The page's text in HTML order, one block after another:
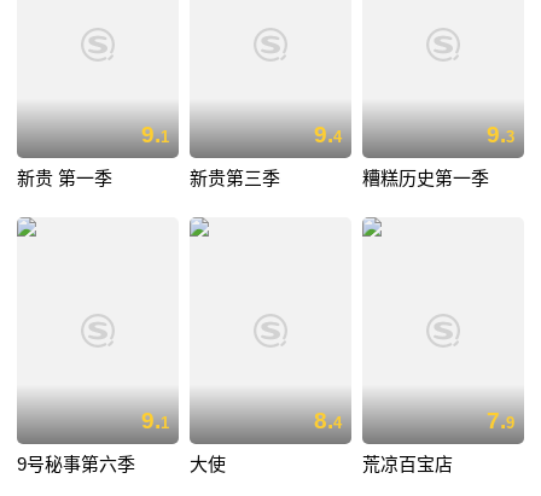
9.1
新贵 第一季
9.4
新贵第三季
9.3
糟糕历史第一季
9.1
9号秘事第六季
8.4
大使
7.9
荒凉百宝店